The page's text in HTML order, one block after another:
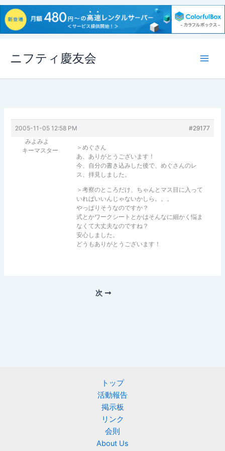
ス
ニフティ慶友会
2005-11-05 12:58 PM
#29177
みよみよ
キーマスター
＞めぐさん
あ、ありがとうございます！
今、自分の書き込みした後で、めぐさんのレ
ス、拝見しました。
＞考察のところだけ、ちゃんとマス目に入って
いればいいんじゃないかしら。。。
やっぱりそうなのですか？
式とかワークシートとかはそんなに細かく悩ま
なくて大丈夫なのですね？
安心しました。
どうもありがとうございます！
次
トップ
活動報告
掲示板
リンク
会則
About Us